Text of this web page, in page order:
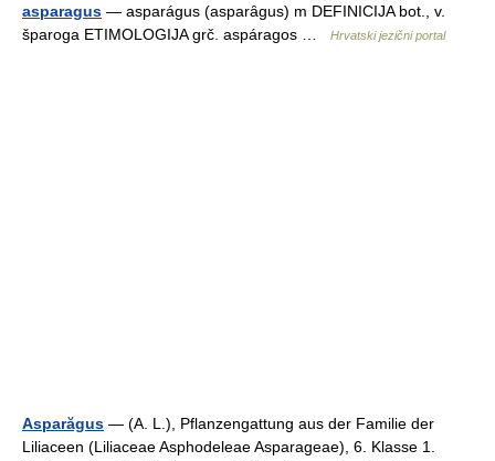
asparagus — asparágus (asparȃgus) m DEFINICIJA bot., v.
šparoga ETIMOLOGIJA grč. aspáragos …
Hrvatski jezični portal
Asparăgus — (A. L.), Pflanzengattung aus der Familie der
Liliaceen (Liliaceae Asphodeleae Asparageae), 6. Klasse 1.